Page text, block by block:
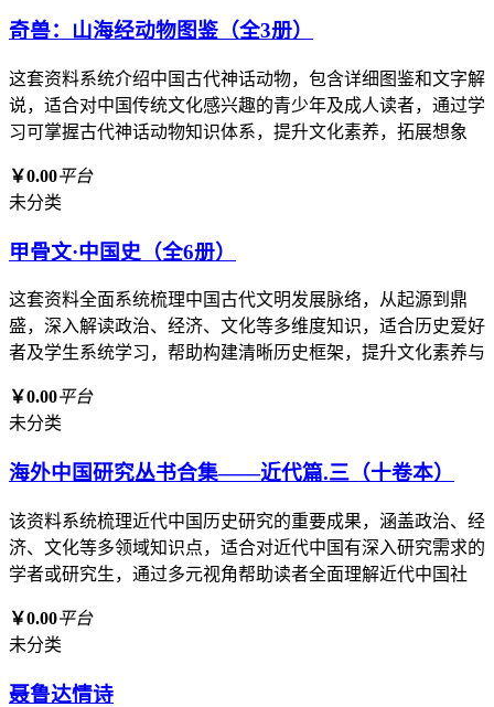
奇兽：山海经动物图鉴（全3册）
这套资料系统介绍中国古代神话动物，包含详细图鉴和文字解
说，适合对中国传统文化感兴趣的青少年及成人读者，通过学
习可掌握古代神话动物知识体系，提升文化素养，拓展想象
￥0.00平台
未分类
甲骨文·中国史（全6册）
这套资料全面系统梳理中国古代文明发展脉络，从起源到鼎
盛，深入解读政治、经济、文化等多维度知识，适合历史爱好
者及学生系统学习，帮助构建清晰历史框架，提升文化素养与
￥0.00平台
未分类
海外中国研究丛书合集——近代篇.三（十卷本）
该资料系统梳理近代中国历史研究的重要成果，涵盖政治、经
济、文化等多领域知识点，适合对近代中国有深入研究需求的
学者或研究生，通过多元视角帮助读者全面理解近代中国社
￥0.00平台
未分类
聂鲁达情诗